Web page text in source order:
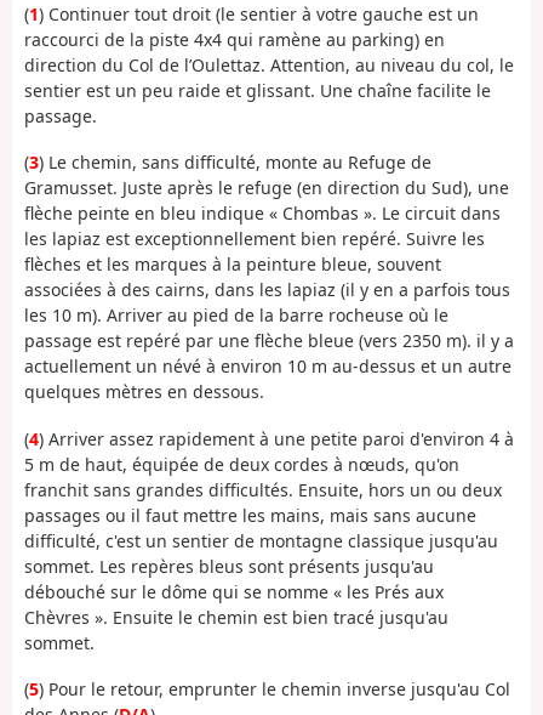
(1) Continuer tout droit (le sentier à votre gauche est un
raccourci de la piste 4x4 qui ramène au parking) en
direction du Col de l’Oulettaz. Attention, au niveau du col, le
sentier est un peu raide et glissant. Une chaîne facilite le
passage.
(3) Le chemin, sans difficulté, monte au Refuge de
Gramusset. Juste après le refuge (en direction du Sud), une
flèche peinte en bleu indique « Chombas ». Le circuit dans
les lapiaz est exceptionnellement bien repéré. Suivre les
flèches et les marques à la peinture bleue, souvent
associées à des cairns, dans les lapiaz (il y en a parfois tous
les 10 m). Arriver au pied de la barre rocheuse où le
passage est repéré par une flèche bleue (vers 2350 m). il y a
actuellement un névé à environ 10 m au-dessus et un autre
quelques mètres en dessous.
(4) Arriver assez rapidement à une petite paroi d'environ 4 à
5 m de haut, équipée de deux cordes à nœuds, qu'on
franchit sans grandes difficultés. Ensuite, hors un ou deux
passages ou il faut mettre les mains, mais sans aucune
difficulté, c'est un sentier de montagne classique jusqu'au
sommet. Les repères bleus sont présents jusqu'au
débouché sur le dôme qui se nomme « les Prés aux
Chèvres ». Ensuite le chemin est bien tracé jusqu'au
sommet.
(5) Pour le retour, emprunter le chemin inverse jusqu'au Col